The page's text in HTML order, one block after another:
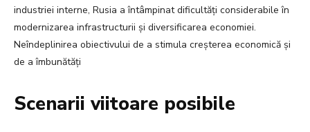
industriei interne, Rusia a întâmpinat dificultăți considerabile în
modernizarea infrastructurii și diversificarea economiei.
Neîndeplinirea obiectivului de a stimula creșterea economică și
de a îmbunătăți
Scenarii viitoare posibile